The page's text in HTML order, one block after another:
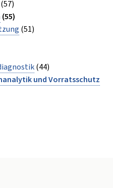
(57)
(55)
(51)
(44)
und Vorratsschutz